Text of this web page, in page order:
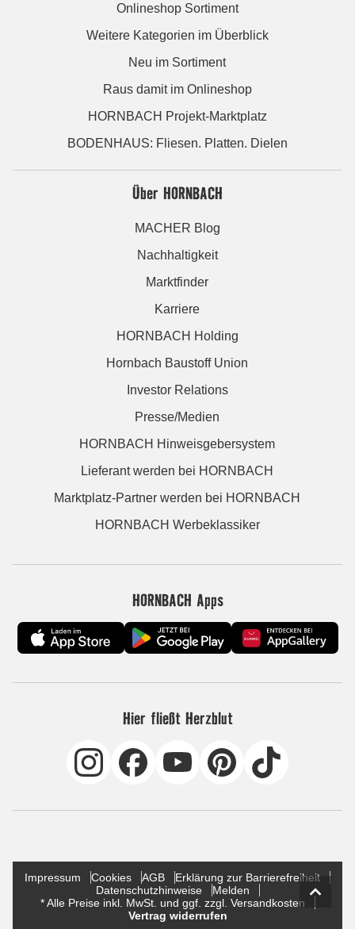
Onlineshop Sortiment
Weitere Kategorien im Überblick
Neu im Sortiment
Raus damit im Onlineshop
HORNBACH Projekt-Marktplatz
BODENHAUS: Fliesen. Platten. Dielen
Über HORNBACH
MACHER Blog
Nachhaltigkeit
Marktfinder
Karriere
HORNBACH Holding
Hornbach Baustoff Union
Investor Relations
Presse/Medien
HORNBACH Hinweisgebersystem
Lieferant werden bei HORNBACH
Marktplatz-Partner werden bei HORNBACH
HORNBACH Werbeklassiker
HORNBACH Apps
Hier fließt Herzblut
Impressum Cookies AGB
Erklärung zur Barrierefreiheit
Datenschutzhinweise
Melden
* Alle Preise inkl. MwSt. und ggf. zzgl. Versandkosten
Vertrag widerrufen